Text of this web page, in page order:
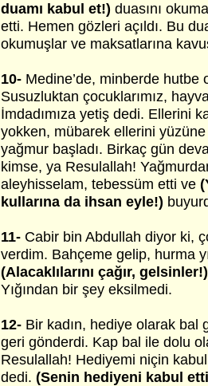
duamı kabul et!) duasını
etti. Hemen gözleri açıldı. Bu
okumuşlar ve maksatlarına
10- Medine’de, minberde
Susuzluktan çocuklarımız,
İmdadımıza yetiş dedi. Ellerini
yokken, mübarek ellerini
yağmur başladı. Birkaç gün
kimse, ya Resulallah!
aleyhisselam, tebessüm etti ve
kullarına da ihsan eyle!)
11- Cabir bin Abdullah diyor ki,
verdim. Bahçeme gelip, hurma
(Alacaklılarını çağır, gelsinler!)
Yığından bir şey eksilmedi.
12- Bir kadın, hediye olarak bal
geri gönderdi. Kap bal ile dolu
Resulallah! Hediyemi niçin
dedi. (Senin hediyeni kabul